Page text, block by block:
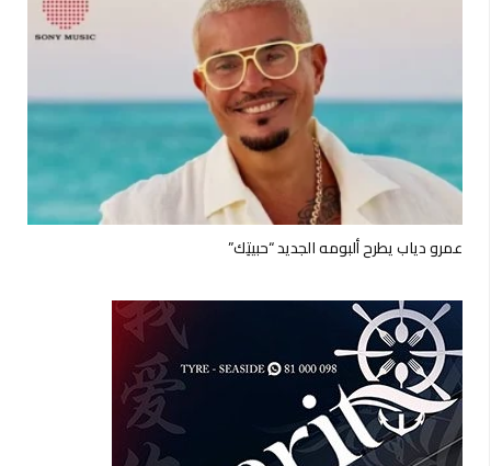
عمرو دياب يطرح ألبومه الجديد “حبيتِك”